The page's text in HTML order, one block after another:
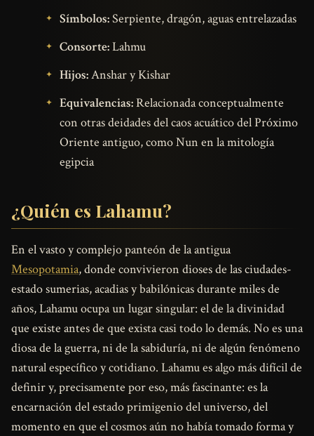
Símbolos:Serpiente, dragón, aguas entrelazadas
Consorte:Lahmu
Hijos:Anshar y Kishar
Equivalencias:Relacionada conceptualmente
con otras deidades del caos acuático del Próximo
Oriente antiguo, como Nun en la mitología
egipcia
¿Quién es Lahamu?
En el vasto y complejo panteón de la antigua
Mesopotamia, donde convivieron dioses de las ciudades-
estado sumerias, acadias y babilónicas durante miles de
años, Lahamu ocupa un lugar singular: el de la divinidad
que existe antes de que exista casi todo lo demás. No es una
diosa de la guerra, ni de la sabiduría, ni de algún fenómeno
natural específico y cotidiano. Lahamu es algo más difícil de
definir y, precisamente por eso, más fascinante: es la
encarnación del estado primigenio del universo, del
momento en que el cosmos aún no había tomado forma y